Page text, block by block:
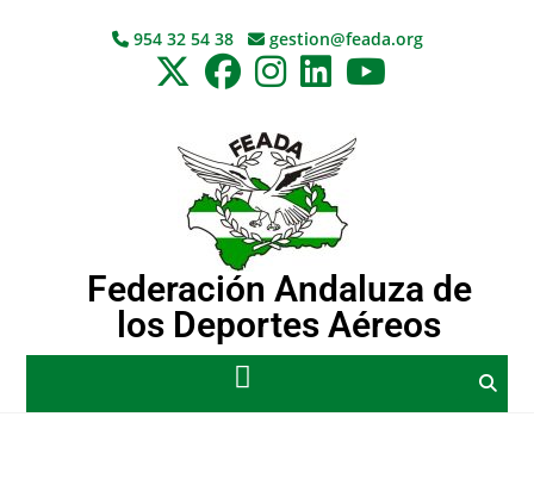
954 32 54 38 gestion@feada.org
Federación Andaluza de
los Deportes Aéreos